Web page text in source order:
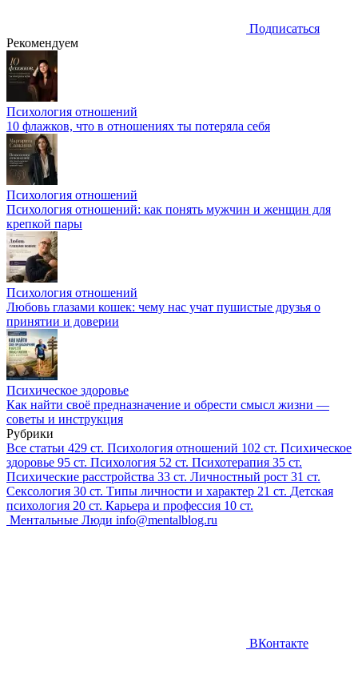
Подписаться
Рекомендуем
Психология отношений
10 флажков, что в отношениях ты потеряла себя
Психология отношений
Психология отношений: как понять мужчин и женщин для
крепкой пары
Психология отношений
Любовь глазами кошек: чему нас учат пушистые друзья о
принятии и доверии
Психическое здоровье
Как найти своё предназначение и обрести смысл жизни —
советы и инструкция
Рубрики
Все статьи 429 ст. Психология отношений 102 ст. Психическое
здоровье 95 ст. Психология 52 ст. Психотерапия 35 ст.
Психические расстройства 33 ст. Личностный рост 31 ст.
Сексология 30 ст. Типы личности и характер 21 ст. Детская
психология 20 ст. Карьера и профессия 10 ст.
Ментальные Люди info@mentalblog.ru
ВКонтакте